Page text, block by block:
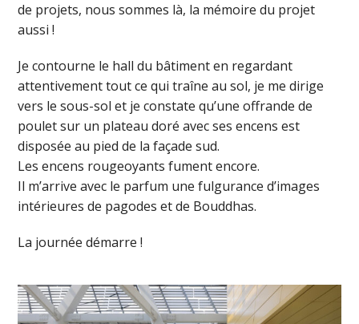
de projets, nous sommes là, la mémoire du projet
aussi !
Je contourne le hall du bâtiment en regardant
attentivement tout ce qui traîne au sol, je me dirige
vers le sous-sol et je constate qu’une offrande de
poulet sur un plateau doré avec ses encens est
disposée au pied de la façade sud.
Les encens rougeoyants fument encore.
Il m’arrive avec le parfum une fulgurance d’images
intérieures de pagodes et de Bouddhas.
La journée démarre !